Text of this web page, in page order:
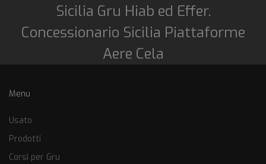
Sicilia Gru Hiab ed Effer.
Concessionario Sicilia Piattaforme
Aere Cela
Menu
Usato
Prodotti
Corsi per Gru